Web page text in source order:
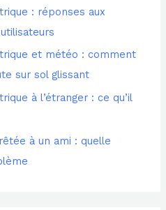
: réponses aux
et météo : comment
sur sol glissant
à l’étranger : ce qu’il
à un ami : quelle